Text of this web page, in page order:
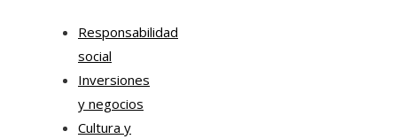
Responsabilidad
social
Inversiones
y negocios
Cultura y